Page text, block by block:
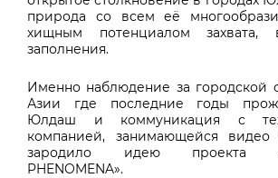
природа со всем её
хищным потенциалом захвата,
заполнения.
Именно наблюдение за
Азии где последние годы
Юлдаш и коммуникация с
компанией, занимающейся видео
зародило идею проекта
PHENOMENA».